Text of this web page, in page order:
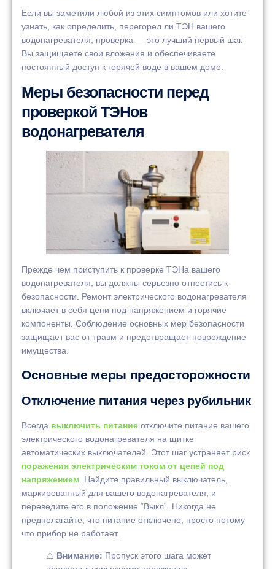
Если вы заметили любой из этих симптомов или хотите
узнать, как определить, перегорел ли ТЭН вашего
водонагревателя, проверка — это лучший первый шаг.
Вы защищаете свои вложения и обеспечиваете
постоянный доступ к горячей воде в вашем доме.
Меры безопасности перед
проверкой ТЭНов
водонагревателя
Прежде чем приступить к проверке ТЭНа вашего
водонагревателя, вы должны серьезно отнестись к
безопасности. Ремонт электрического водонагревателя
включает в себя цепи под напряжением и горячие
компоненты. Соблюдение основных мер безопасности
защищает вас от травм и предотвращает повреждение
имущества.
Основные меры предосторожности
Отключение питания через рубильник
Всегда выключить питание отключите питание вашего
электрического водонагревателя на щитке
автоматических выключателей. Этот шаг устраняет риск
поражения электрическим током от цепей под
напряжением . Найдите правильный выключатель,
маркированный для вашего водонагревателя, и
переведите его в положение “Выкл”. Никогда не
предполагайте, что питание отключено, просто потому
что прибор не работает.
⚠️ Внимание: Пропуск этого шага может